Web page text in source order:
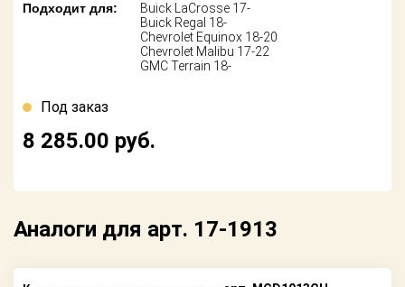
Акции
заказ
Контакты
Подходит для:
Buick LaCrosse 17-
Buick Regal 18-
Chevrolet Equinox 18-20
Chevrolet Malibu 17-22
GMC Terrain 18-
Под заказ
8 285.00 руб.
Аналоги для арт. 17-1913